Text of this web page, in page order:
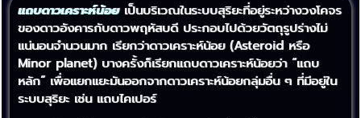
แถบดาวเคราะห์น้อยเป็นบริเวณในระบบสุริยะที่อยู่ระหว่างวงโคจร
ของดาวอังคารกับดาวพฤหัสบดี ประกอบไปด้วยวัตถุรูปร่างไม่
แน่นอนจำนวนมาก เรียกว่าดาวเคราะห์น้อย (Asteroid หรือ
Minor planet) บางครั้งก็เรียกแถบดาวเคราะห์น้อยว่า “แถบ
หลัก” เพื่อแยกแยะมันออกจากดาวเคราะห์น้อยกลุ่มอื่น ๆ ที่มีอยู่ใน
ระบบสุริยะ เช่น แถบไคเปอร์